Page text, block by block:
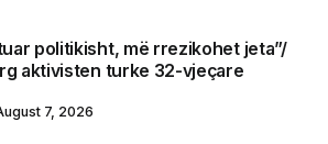
politikisht, më rrezikohet jeta”/
aktivisten turke 32-vjeçare
7, 2026